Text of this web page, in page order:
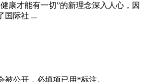
康才能有一切”的新理念深入人心，因
国际社 ...
被公开， 必填项已用 *标注。